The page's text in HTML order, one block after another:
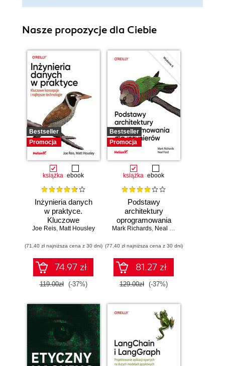
Nasze propozycje dla Ciebie
Bestseller
Promocja
książka ebook
Inżynieria danych
w praktyce.
Kluczowe
koncepcje i
technologie
Joe Reis, Matt Housley
(71,40 zł najniższa cena z 30 dni)
74.97 zł
119.00zł (-37%)
Bestseller
Promocja
książka ebook
Podstawy
architektury
oprogramowania
dla inżynierów.
Mark Richards, Neal Ford
(77,40 zł najniższa cena z 30 dni)
81.27 zł
129.00zł (-37%)